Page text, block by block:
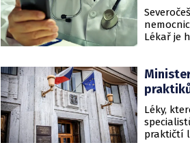
Lékař je
Léky,
praktičtí